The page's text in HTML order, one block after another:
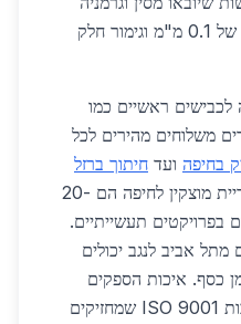
בשנת 2026, המבטיחות דיוק של 0.1 מ"מ וגימור חלק
לכבישים ראשיים כמו
85, המאפשרים משלוחים מהירים לכל
בחיפה ועד חיתוך ברזל
. זמני משלוח מקריית מוצקין לחיפה הם 20-
בפרויקטים תעשייתיים.
אביב לנגב יכולים
כסף. איכות הספקים
באזור צפון גבוהה בזכות הסמכות ISO 9001 שמחזיקים